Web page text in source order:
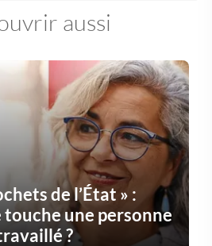
aussi
de l’État » :
une personne
?